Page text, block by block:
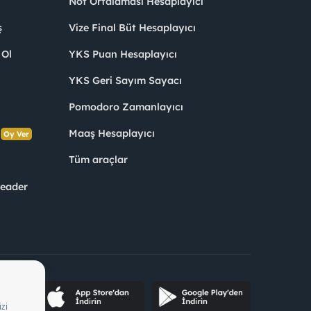
Oy Ver
Vize Final Büt Hesaplayıcı
YKS Puan Hesaplayıcı
YKS Geri Sayım Sayacı
Pomodoro Zamanlayıcı
Maaş Hesaplayıcı
Tüm araçlar